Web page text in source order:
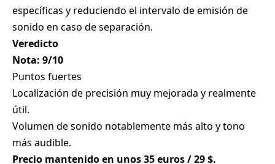
específicas y reduciendo el intervalo de emisión de
sonido en caso de separación.
Veredicto
Nota: 9/10
Puntos fuertes
Localización de precisión muy mejorada y realmente
útil.
Volumen de sonido notablemente más alto y tono
más audible.
Precio mantenido en unos 35 euros / 29 $.